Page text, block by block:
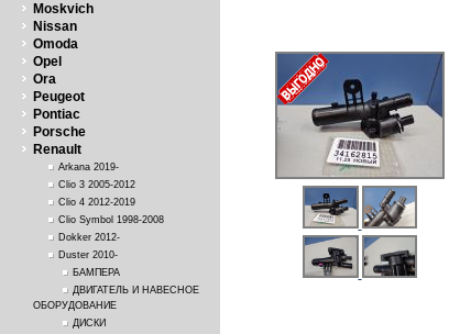
Moskvich
Nissan
Omoda
Opel
Ora
Peugeot
Pontiac
Porsche
Renault
Arkana 2019-
Clio 3 2005-2012
Clio 4 2012-2019
Clio Symbol 1998-2008
Dokker 2012-
Duster 2010-
БАМПЕРА
ДВИГАТЕЛЬ И НАВЕСНОЕ
ОБОРУДОВАНИЕ
ДИСКИ